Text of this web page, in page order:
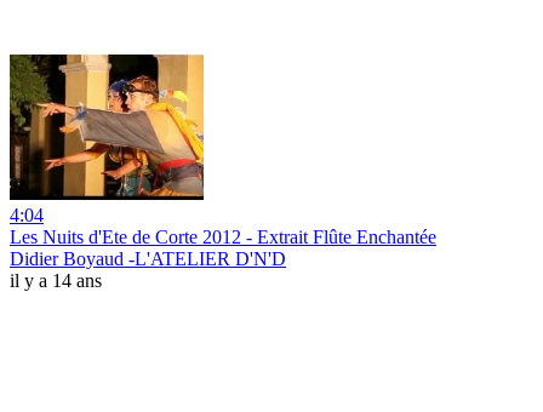
4:04
Les Nuits d'Ete de Corte 2012 - Extrait Flûte Enchantée
Didier Boyaud -L'ATELIER D'N'D
il y a 14 ans